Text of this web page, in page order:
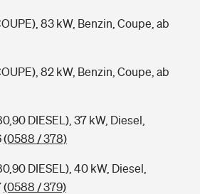
83 kW, Benzin, Coupe, ab
82 kW, Benzin, Coupe, ab
DIESEL), 37 kW, Diesel,
(0588 / 378)
DIESEL), 40 kW, Diesel,
(0588 / 379)